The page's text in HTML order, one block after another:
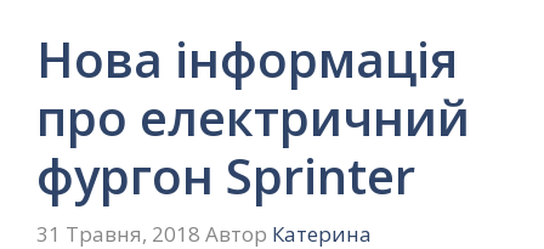
Нова інформація
про електричний
фургон Sprinter
31 Травня, 2018 Автор Катерина